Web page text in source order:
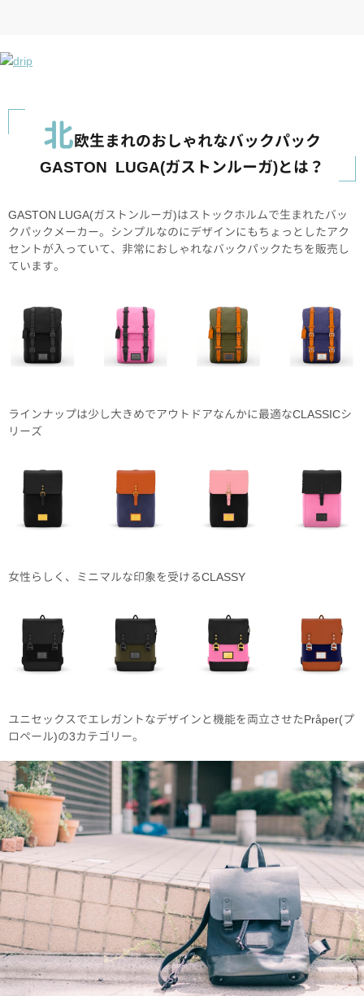
北欧生まれのおしゃれなバックパック
GASTON LUGA(ガストンルーガ)とは？
GASTON LUGA(ガストンルーガ)はストックホルムで生まれたバッ
クパックメーカー。シンプルなのにデザインにもちょっとしたアク
セントが入っていて、非常におしゃれなバックパックたちを販売し
ています。
ラインナップは少し大きめでアウトドアなんかに最適なCLASSICシ
リーズ
女性らしく、ミニマルな印象を受けるCLASSY
ユニセックスでエレガントなデザインと機能を両立させたPråper(プ
ロペール)の3カテゴリー。